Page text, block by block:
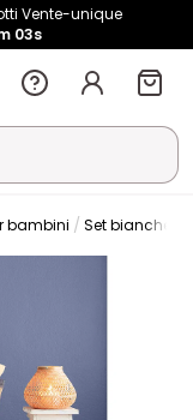
Vente-unique
03s
bambini Set